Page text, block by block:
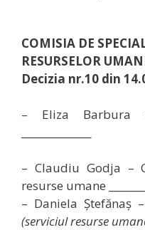
COMISIA DE
RESURSELOR
Decizia nr.10 din
– Eliza Barbura
– Claudiu Godja –
resurse umane
– Daniela Ștefănaș
(serviciul resurse